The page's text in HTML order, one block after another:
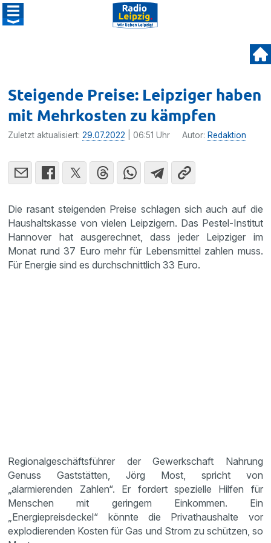
Steigende Preise: Leipziger haben
mit Mehrkosten zu kämpfen
Zuletzt aktualisiert:29.07.2022 | 06:51 Uhr Autor: Redaktion
Die rasant steigenden Preise schlagen sich auch auf die
Haushaltskasse von vielen Leipzigern. Das Pestel-Institut
Hannover hat ausgerechnet, dass jeder Leipziger im
Monat rund 37 Euro mehr für Lebensmittel zahlen muss.
Für Energie sind es durchschnittlich 33 Euro.
Regionalgeschäftsführer der Gewerkschaft Nahrung
Genuss Gaststätten, Jörg Most, spricht von
„alarmierenden Zahlen“. Er fordert spezielle Hilfen für
Menschen mit geringem Einkommen. Ein
„Energiepreisdeckel“ könnte die Privathaushalte vor
explodierenden Kosten für Gas und Strom zu schützen, so